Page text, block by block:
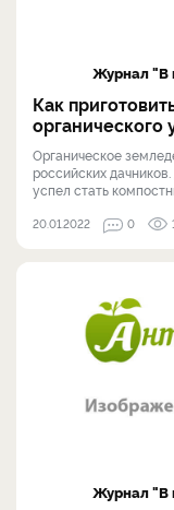
Журнал "В
Как
органического
Органическое
российских
успел стать
20.01.2022 0
Журнал "В